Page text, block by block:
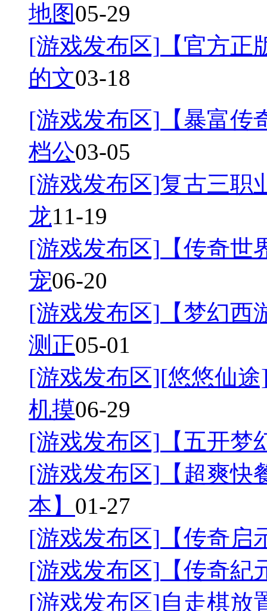
地图05-29
[游戏发布区] 【官方
的文03-18
[游戏发布区] 【暴富
档公03-05
[游戏发布区]复古三职
龙11-19
[游戏发布区] 【传奇
宠06-20
[游戏发布区] 【梦幻
测正05-01
[游戏发布区][悠悠仙
机摸06-29
[游戏发布区] 【五开
[游戏发布区] 【超爽
本】 01-27
[游戏发布区] 【传奇
[游戏发布区] 【传奇
[游戏发布区]自走棋放